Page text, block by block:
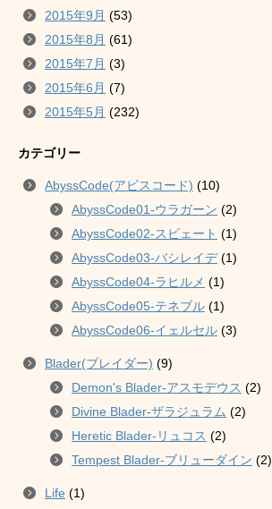
2015年9月 (53)
2015年8月 (61)
2015年7月 (3)
2015年6月 (7)
2015年5月 (232)
カテゴリー
AbyssCode(アビスコード) (10)
AbyssCode01-ウラガーン (2)
AbyssCode02-スビェート (1)
AbyssCode03-バシレイデ(1)
AbyssCode04-ラヒルメ (1)
AbyssCode05-テネブル (1)
AbyssCode06-イェルセル (3)
Blader(ブレイダー) (9)
Demon's Blader-アスモデウス (2)
Divine Blader-ザラジュラム (2)
Heretic Blader-リュコス (2)
Tempest Blader-ブリューダイン (2)
Life (1)